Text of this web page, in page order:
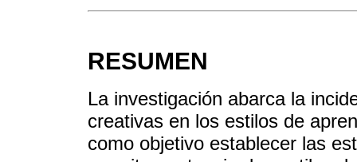
RESUMEN
La investigación abarca la
creativas en los estilos de
como objetivo establecer las